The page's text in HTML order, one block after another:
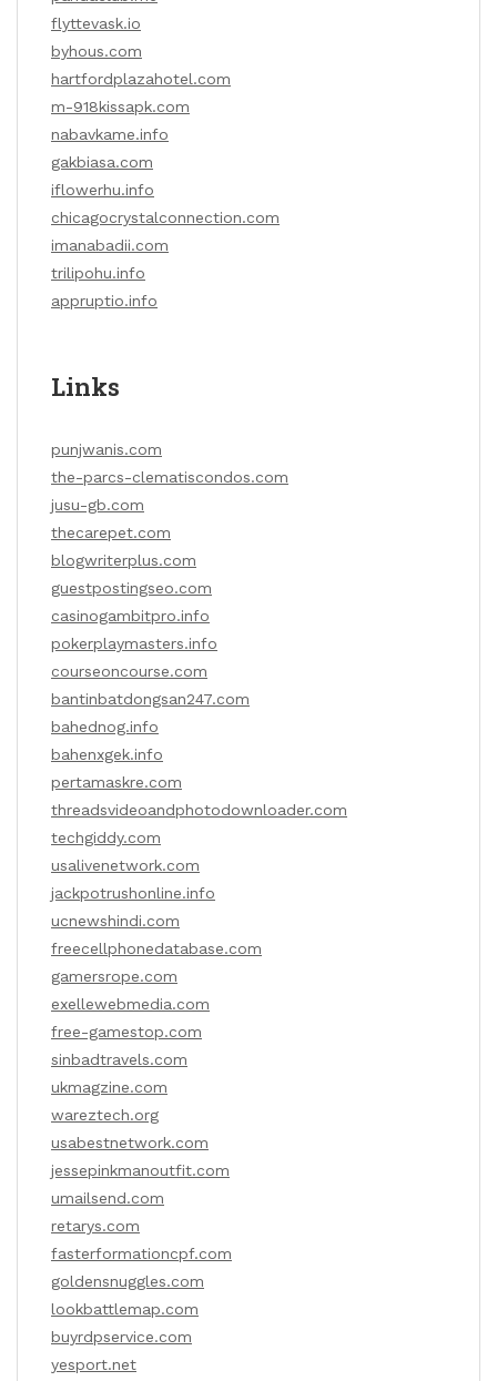
flyttevask.io
byhous.com
hartfordplazahotel.com
m-918kissapk.com
nabavkame.info
gakbiasa.com
iflowerhu.info
chicagocrystalconnection.com
imanabadii.com
trilipohu.info
appruptio.info
Links
punjwanis.com
the-parcs-clematiscondos.com
jusu-gb.com
thecarepet.com
blogwriterplus.com
guestpostingseo.com
casinogambitpro.info
pokerplaymasters.info
courseoncourse.com
bantinbatdongsan247.com
bahednog.info
bahenxgek.info
pertamaskre.com
threadsvideoandphotodownloader.com
techgiddy.com
usalivenetwork.com
jackpotrushonline.info
ucnewshindi.com
freecellphonedatabase.com
gamersrope.com
exellewebmedia.com
free-gamestop.com
sinbadtravels.com
ukmagzine.com
wareztech.org
usabestnetwork.com
jessepinkmanoutfit.com
umailsend.com
retarys.com
fasterformationcpf.com
goldensnuggles.com
lookbattlemap.com
buyrdpservice.com
yesport.net